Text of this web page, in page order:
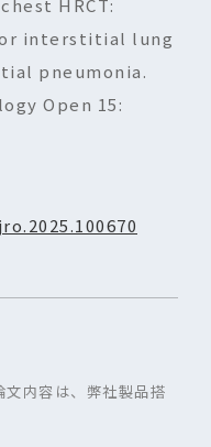
HRCT:
interstitial lung
pneumonia.
Open 15:
内容は、弊社製品搭